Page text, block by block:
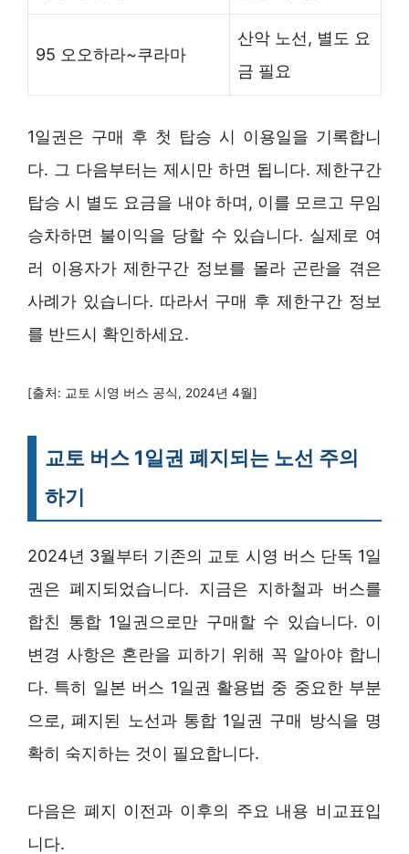
95 오오하라~쿠라마
산악 노선, 별도 요
금 필요
1일권은 구매 후 첫 탑승 시 이용일을 기록합니
다. 그 다음부터는 제시만 하면 됩니다. 제한구간
탑승 시 별도 요금을 내야 하며, 이를 모르고 무임
승차하면 불이익을 당할 수 있습니다. 실제로 여
러 이용자가 제한구간 정보를 몰라 곤란을 겪은
사례가 있습니다. 따라서 구매 후 제한구간 정보
를 반드시 확인하세요.
[출처: 교토 시영 버스 공식, 2024년 4월]
교토 버스 1일권 폐지되는 노선 주의
하기
2024년 3월부터 기존의 교토 시영 버스 단독 1일
권은 폐지되었습니다. 지금은 지하철과 버스를
합친 통합 1일권으로만 구매할 수 있습니다. 이
변경 사항은 혼란을 피하기 위해 꼭 알아야 합니
다. 특히 일본 버스 1일권 활용법 중 중요한 부분
으로, 폐지된 노선과 통합 1일권 구매 방식을 명
확히 숙지하는 것이 필요합니다.
다음은 폐지 이전과 이후의 주요 내용 비교표입
니다.